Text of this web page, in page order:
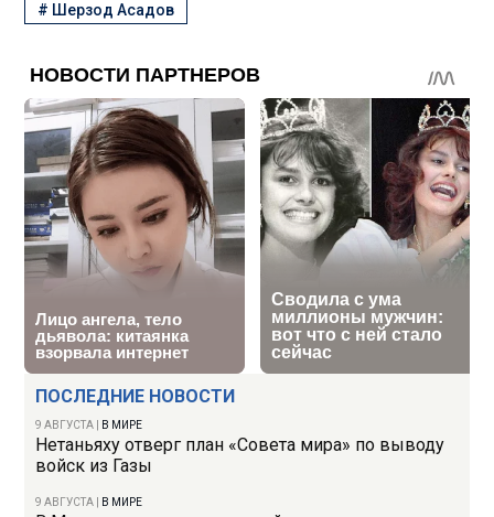
ПОСЛЕДНИЕ НОВОСТИ
9 АВГУСТА В МИРЕ
Нетаньяху отверг план «Совета мира» по выводу
войск из Газы
9 АВГУСТА В МИРЕ
# Шерзод Асадов